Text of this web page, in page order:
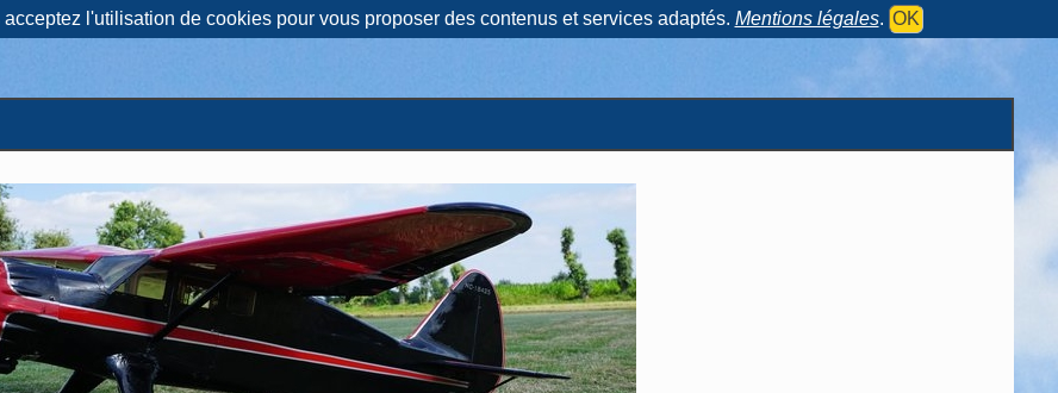
l'utilisation de cookies pour vous proposer des contenus et services adaptés. Mentions légales. OK